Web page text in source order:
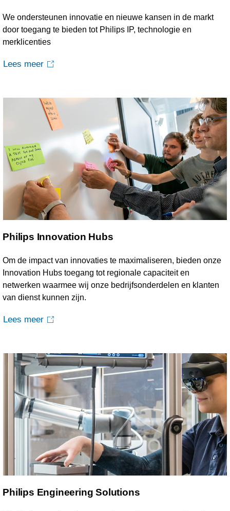
We ondersteunen innovatie en nieuwe kansen in de markt
door toegang te bieden tot Philips IP, technologie en
merklicenties
Lees meer
Philips Innovation Hubs
Om de impact van innovaties te maximaliseren, bieden onze
Innovation Hubs toegang tot regionale capaciteit en
netwerken waarmee wij onze bedrijfsonderdelen en klanten
van dienst kunnen zijn.
Lees meer
Philips Engineering Solutions